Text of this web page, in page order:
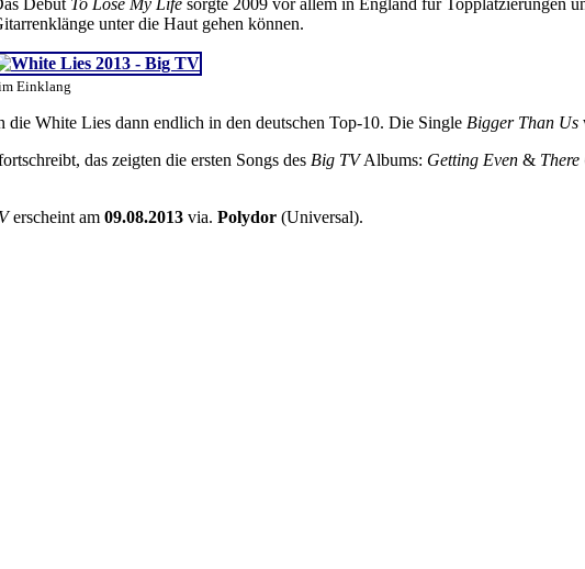
Debüt To Lose My Life sorgte 2009 vor allem in England für Topplatzierungen
unter die Haut gehen können.
Einklang
die White Lies dann endlich in den deutschen Top-10. Die Single Bigger Than Us
das zeigten die ersten Songs des Big TVAlbums: Getting Even &
erscheint am 09.08.2013 via. Polydor (Universal).